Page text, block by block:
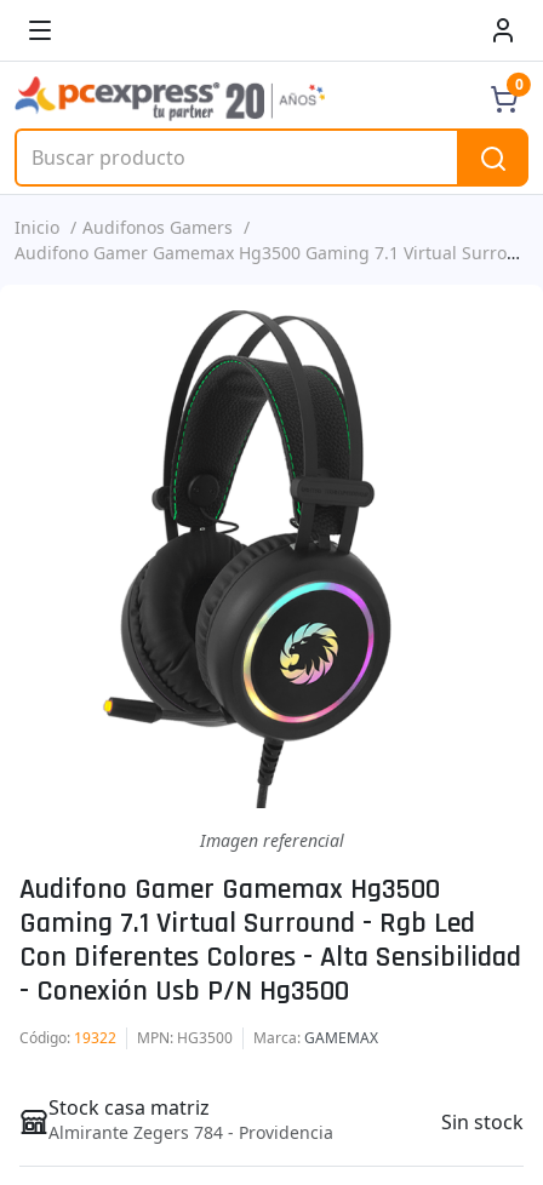
0
Inicio
Audifonos Gamers
Audifono Gamer Gamemax Hg3500 Gaming 7.1 Virtual Surround - Rgb Led Con Diferentes Colores - Alta Sensibilidad - Conexión Usb P/n Hg3500
Imagen referencial
Audifono Gamer Gamemax Hg3500
Gaming 7.1 Virtual Surround - Rgb Led
Con Diferentes Colores - Alta Sensibilidad
- Conexión Usb P/n Hg3500
Código: 19322 MPN: HG3500 Marca:GAMEMAX
Stock casa matriz
Almirante Zegers 784 - Providencia Sin stock